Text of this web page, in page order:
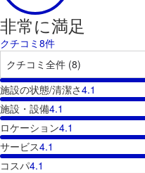
非常に満足
クチコミ8件
施設の状態/清潔さ4.1
施設・設備4.1
ロケーション4.1
サービス4.1
コスパ4.1